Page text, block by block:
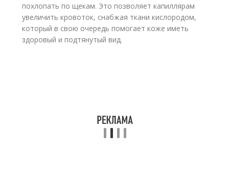
похлопать по щекам. Это позволяет капиллярам
увеличить кровоток, снабжая ткани кислородом,
который в свою очередь помогает коже иметь
здоровый и подтянутый вид.